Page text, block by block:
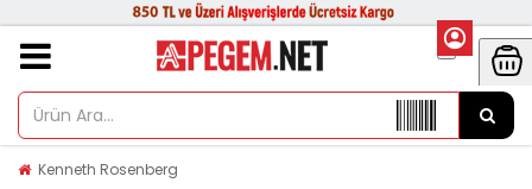
Kenneth Rosenberg